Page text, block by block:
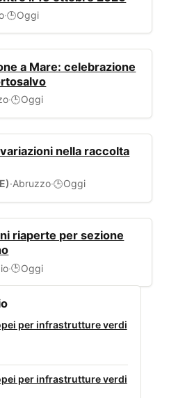
·🕒Oggi
a Mare: celebrazione
·🕒Oggi
nella raccolta
·Abruzzo·🕒Oggi
riaperte per sezione
·🕒Oggi
per infrastrutture verdi
per infrastrutture verdi